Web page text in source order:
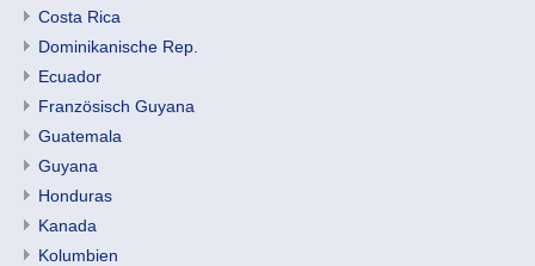
Costa Rica
Dominikanische Rep.
Ecuador
Französisch Guyana
Guatemala
Guyana
Honduras
Kanada
Kolumbien